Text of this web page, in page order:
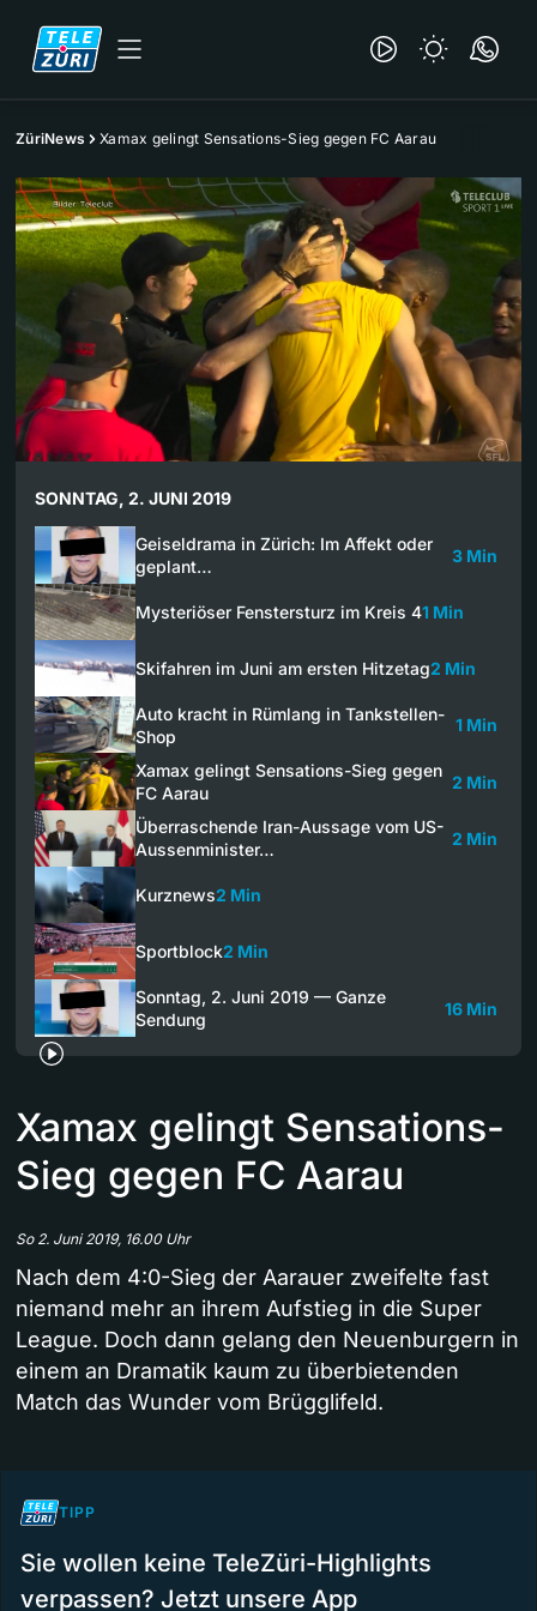
ZüriNews Xamax gelingt Sensations-Sieg gegen FC Aarau
SONNTAG, 2. JUNI 2019
Geiseldrama in Zürich: Im Affekt oder
geplant…
3 Min
Mysteriöser Fenstersturz im Kreis 41 Min
Skifahren im Juni am ersten Hitzetag2 Min
Auto kracht in Rümlang in Tankstellen-
Shop
1 Min
Xamax gelingt Sensations-Sieg gegen
FC Aarau
2 Min
Überraschende Iran-Aussage vom US-
Aussenminister…
2 Min
Kurznews2 Min
Sportblock2 Min
Sonntag, 2. Juni 2019 — Ganze
Sendung
16 Min
Xamax gelingt Sensations-
Sieg gegen FC Aarau
So 2. Juni 2019, 16.00 Uhr
Nach dem 4:0-Sieg der Aarauer zweifelte fast
niemand mehr an ihrem Aufstieg in die Super
League. Doch dann gelang den Neuenburgern in
einem an Dramatik kaum zu überbietenden
Match das Wunder vom Brügglifeld.
TIPP
Sie wollen keine TeleZüri-Highlights
verpassen? Jetzt unsere App